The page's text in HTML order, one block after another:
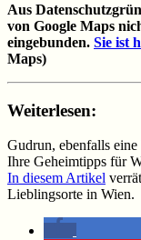
Aus
von Google Maps
eingebunden. Sie ist
Maps)
Weiterlesen:
Gudrun, ebenfalls
Ihre Geheimtipps für
In diesem Artikel
Lieblingsorte in Wien.